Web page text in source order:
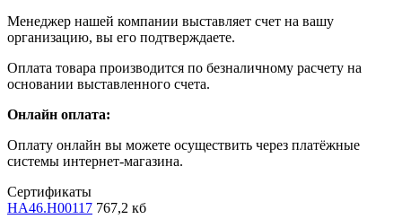
Менеджер нашей компании выставляет счет на вашу
организацию, вы его подтверждаете.
Оплата товара производится по безналичному расчету на
основании выставленного счета.
Онлайн оплата:
Оплату онлайн вы можете осуществить через платёжные
системы интернет-магазина.
Сертификаты
HA46.H00117 767,2 кб